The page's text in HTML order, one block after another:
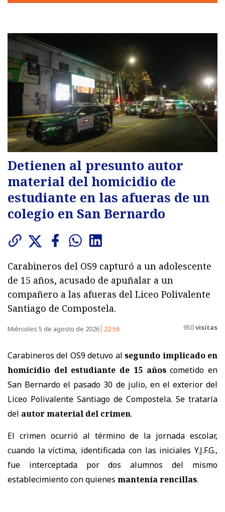
Detienen al presunto autor
material del homicidio de
estudiante en las afueras de un
colegio en San Bernardo
Carabineros del OS9 capturó a un adolescente
de 15 años, acusado de apuñalar a un
compañero a las afueras del Liceo Polivalente
Santiago de Compostela.
Miércoles 5 de agosto de 2026 22:56 950visitas
Carabineros del OS9 detuvo al segundo implicado en
homicidio del estudiante de 15 añoscometido en
San Bernardo el pasado 30 de julio, en el exterior del
Liceo Polivalente Santiago de Compostela. Se trataría
del autor material del crimen.
El crimen ocurrió al término de la jornada escolar,
cuando la víctima, identificada con las iniciales Y.J.F.G.,
fue interceptada por dos alumnos del mismo
establecimiento con quienes mantenía rencillas.